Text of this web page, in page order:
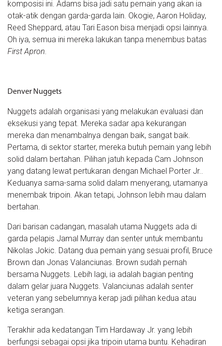
komposisi ini. Adams bisa jadi satu pemain yang akan ia
otak-atik dengan garda-garda lain. Okogie, Aaron Holiday,
Reed Sheppard, atau Tari Eason bisa menjadi opsi lainnya.
Oh iya, semua ini mereka lakukan tanpa menembus batas
First Apron.
Denver Nuggets
Nuggets adalah organisasi yang melakukan evaluasi dan
eksekusi yang tepat. Mereka sadar apa kekurangan
mereka dan menambalnya dengan baik, sangat baik.
Pertama, di sektor starter, mereka butuh pemain yang lebih
solid dalam bertahan. Pilihan jatuh kepada Cam Johnson
yang datang lewat pertukaran dengan Michael Porter Jr..
Keduanya sama-sama solid dalam menyerang, utamanya
menembak tripoin. Akan tetapi, Johnson lebih mau dalam
bertahan.
Dari barisan cadangan, masalah utama Nuggets ada di
garda pelapis Jamal Murray dan senter untuk membantu
Nikolas Jokic. Datang dua pemain yang sesuai profil, Bruce
Brown dan Jonas Valanciunas. Brown sudah pernah
bersama Nuggets. Lebih lagi, ia adalah bagian penting
dalam gelar juara Nuggets. Valanciunas adalah senter
veteran yang sebelumnya kerap jadi pilihan kedua atau
ketiga serangan.
Terakhir ada kedatangan Tim Hardaway Jr. yang lebih
berfungsi sebagai opsi jika tripoin utama buntu. Kehadiran